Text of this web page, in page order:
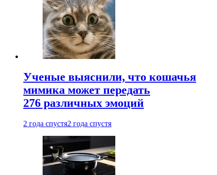
Ученые выяснили, что кошачья
мимика может передать
276 различных эмоций
2 года спустя2 года спустя